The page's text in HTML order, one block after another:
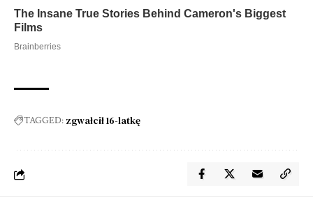
TAGGED: zgwałcił 16-latkę